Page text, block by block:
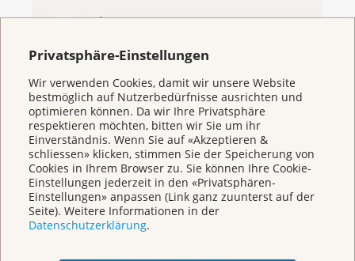
Privatsphäre-Einstellungen
Wir verwenden Cookies, damit wir unsere Website
bestmöglich auf Nutzerbedürfnisse ausrichten und
optimieren können. Da wir Ihre Privatsphäre
respektieren möchten, bitten wir Sie um ihr
Einverständnis. Wenn Sie auf «Akzeptieren &
schliessen» klicken, stimmen Sie der Speicherung von
Cookies in Ihrem Browser zu. Sie können Ihre Cookie-
Einstellungen jederzeit in den «Privatsphären-
Einstellungen» anpassen (Link ganz zuunterst auf der
Seite). Weitere Informationen in der
Datenschutzerklärung.
Chat
Montag – Freitag: 10 – 18 Uhr
Weitere Themen